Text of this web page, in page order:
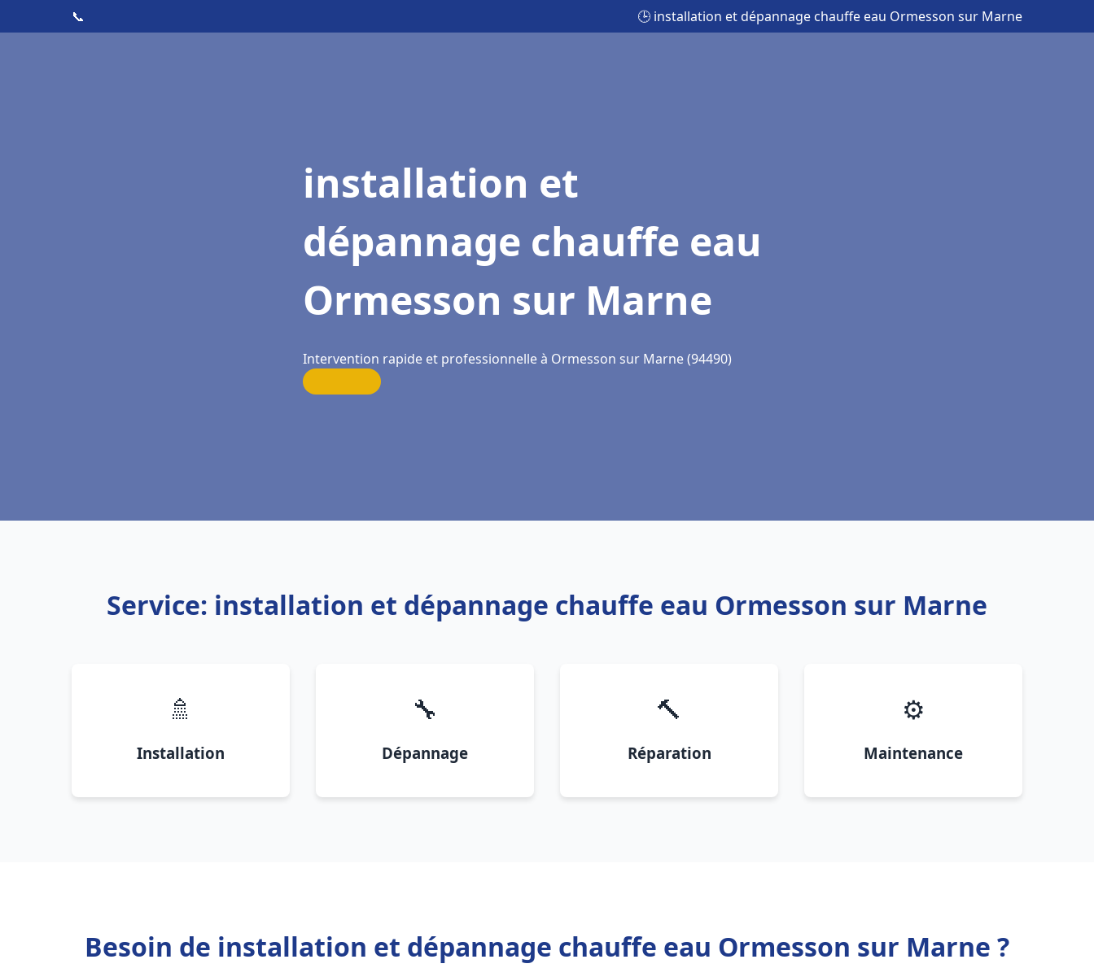
📞 🕒 installation et dépannage chauffe eau Ormesson sur Marne
installation et
dépannage chauffe eau
Ormesson sur Marne
Intervention rapide et professionnelle à Ormesson sur Marne (94490)
Service: installation et dépannage chauffe eau Ormesson sur Marne
🚿
Installation
🔧
Dépannage
🔨
Réparation
⚙️
Maintenance
Besoin de installation et dépannage chauffe eau Ormesson sur Marne ?